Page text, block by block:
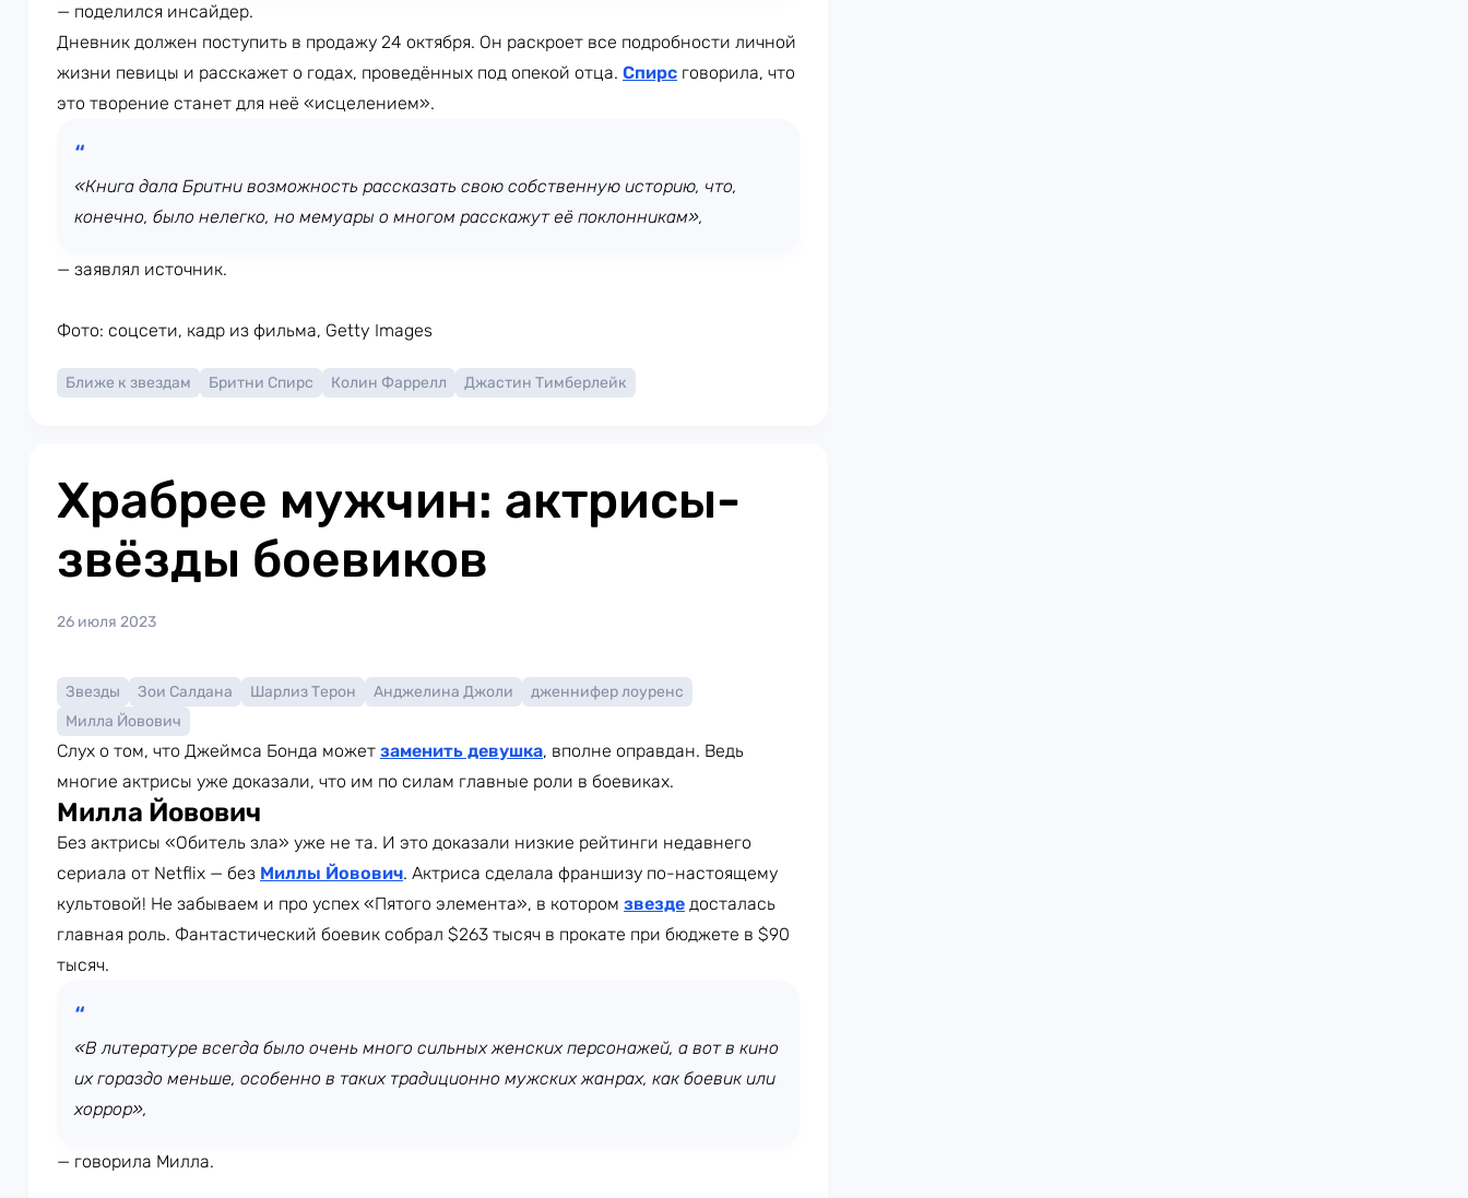
— поделился инсайдер.
Дневник должен поступить в продажу 24 октября. Он раскроет все подробности личной
жизни певицы и расскажет о годах, проведённых под опекой отца. Спирс говорила, что
это творение станет для неё «исцелением».
«Книга дала Бритни возможность рассказать свою собственную историю, что,
конечно, было нелегко, но мемуары о многом расскажут её поклонникам»,
— заявлял источник.
Фото: соцсети, кадр из фильма, Getty Images
Ближе к звездам Бритни Спирс Колин Фаррелл Джастин Тимберлейк
Храбрее мужчин: актрисы-
звёзды боевиков
26 июля 2023
Звезды Зои Салдана Шарлиз Терон Анджелина Джоли
дженнифер лоуренс
Милла Йовович
Слух о том, что Джеймса Бонда может заменить девушка, вполне оправдан. Ведь
многие актрисы уже доказали, что им по силам главные роли в боевиках.
Милла Йовович
Без актрисы «Обитель зла» уже не та. И это доказали низкие рейтинги недавнего
сериала от Netflix — без Миллы Йовович. Актриса сделала франшизу по-настоящему
культовой! Не забываем и про успех «Пятого элемента», в котором звезде досталась
главная роль. Фантастический боевик собрал $263 тысяч в прокате при бюджете в $90
тысяч.
«В литературе всегда было очень много сильных женских персонажей, а вот в кино
их гораздо меньше, особенно в таких традиционно мужских жанрах, как боевик или
хоррор»,
— говорила Милла.